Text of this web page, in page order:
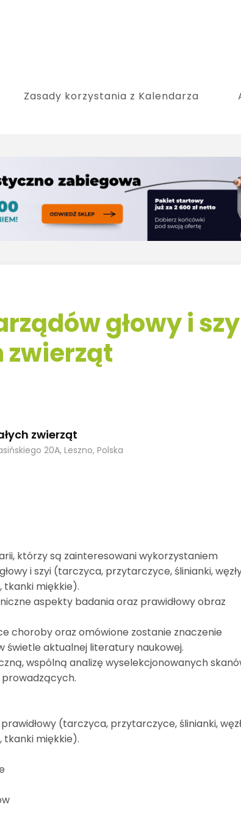
Zasady korzystania z Kalendarza
głowy i
zwierząt
zwierząt
20A, Leszno, Polska
którzy są zainteresowani wykorzystaniem
i szyi (tarczyca, przytarczyce, ślinianki,
tkanki miękkie).
aspekty badania oraz prawidłowy obraz
choroby oraz omówione zostanie znaczenie
świetle aktualnej literatury naukowej.
wspólną analizę wyselekcjonowanych
(tarczyca, przytarczyce, ślinianki,
tkanki miękkie).